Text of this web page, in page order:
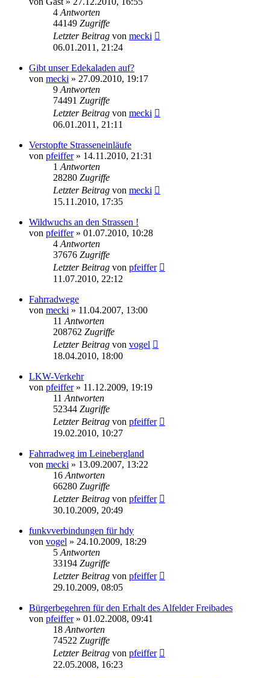
4 Antworten
44149 Zugriffe
Letzter Beitrag von mecki
06.01.2011, 21:24
Gibt unser Edekaladen auf?
von mecki » 27.09.2010, 19:17
9 Antworten
74491 Zugriffe
Letzter Beitrag von mecki
06.01.2011, 21:11
Verstopfte Strasseneinläufe
von pfeiffer» 14.11.2010, 21:31
1 Antworten
28280 Zugriffe
Letzter Beitrag von mecki
15.11.2010, 17:35
Wildwuchs an den Strassen !
von pfeiffer» 01.07.2010, 10:28
4 Antworten
37676 Zugriffe
Letzter Beitrag von pfeiffer
11.07.2010, 22:12
Fahrradwege
von mecki » 11.04.2007, 13:00
11 Antworten
208762 Zugriffe
Letzter Beitrag von vogel
18.04.2010, 18:00
LKW-Verkehr
von pfeiffer» 11.12.2009, 19:19
11 Antworten
52344 Zugriffe
Letzter Beitrag von pfeiffer
19.02.2010, 10:27
Fahrradweg im Leinebergland
von mecki » 13.09.2007, 13:22
16 Antworten
66280 Zugriffe
Letzter Beitrag von pfeiffer
30.10.2009, 20:49
funkvverbindungen für hdy
von vogel » 24.10.2009, 18:29
5 Antworten
33194 Zugriffe
Letzter Beitrag von pfeiffer
29.10.2009, 08:05
Bürgerbegehren für den Erhalt des Alfelder Freibades
von pfeiffer» 01.02.2008, 09:41
18 Antworten
74522 Zugriffe
Letzter Beitrag von pfeiffer
22.05.2008, 16:23